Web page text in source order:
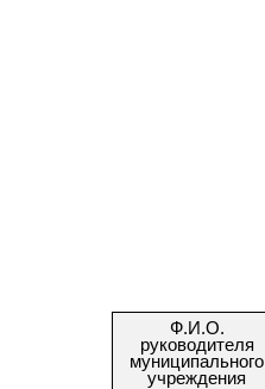
Ф.И.О.
руководителя
муниципального
учреждения